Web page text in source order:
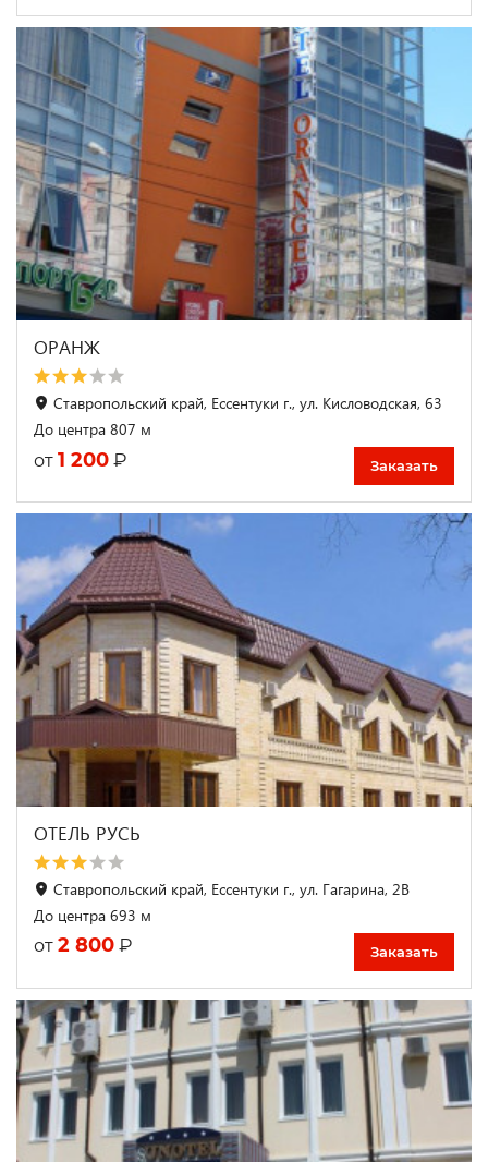
ОРАНЖ
Ставропольский край, Ессентуки г., ул. Кисловодская, 63
До центра 807 м
от 1 200 ₽ Заказать
ОТЕЛЬ РУСЬ
Ставропольский край, Ессентуки г., ул. Гагарина, 2В
До центра 693 м
от 2 800 ₽ Заказать